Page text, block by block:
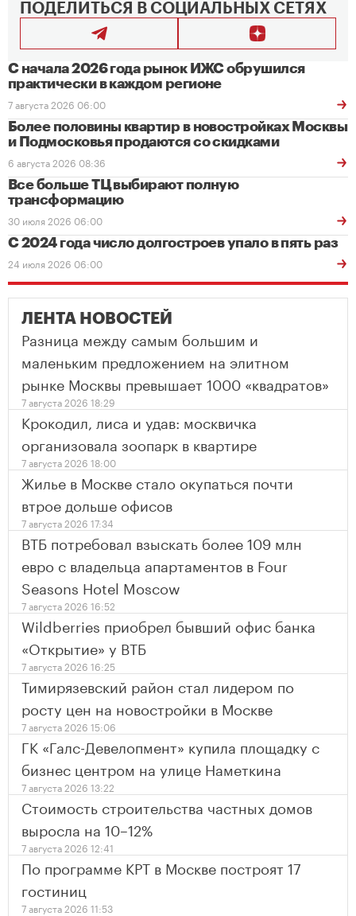
ПОДЕЛИТЬСЯ В СОЦИАЛЬНЫХ СЕТЯХ
С начала 2026 года рынок ИЖС обрушился
практически в каждом регионе
7 августа 2026 06:00
Более половины квартир в новостройках Москвы
и Подмосковья продаются со скидками
6 августа 2026 08:36
Все больше ТЦ выбирают полную
трансформацию
30 июля 2026 06:00
С 2024 года число долгостроев упало в пять раз
24 июля 2026 06:00
ЛЕНТА НОВОСТЕЙ
Разница между самым большим и
маленьким предложением на элитном
рынке Москвы превышает 1000 «квадратов»
7 августа 2026 18:29
Крокодил, лиса и удав: москвичка
организовала зоопарк в квартире
7 августа 2026 18:00
Жилье в Москве стало окупаться почти
втрое дольше офисов
7 августа 2026 17:34
ВТБ потребовал взыскать более 109 млн
евро с владельца апартаментов в Four
Seasons Hotel Moscow
7 августа 2026 16:52
Wildberries приобрел бывший офис банка
«Открытие» у ВТБ
7 августа 2026 16:25
Тимирязевский район стал лидером по
росту цен на новостройки в Москве
7 августа 2026 15:06
ГК «Галс-Девелопмент» купила площадку с
бизнес центром на улице Наметкина
7 августа 2026 13:22
Стоимость строительства частных домов
выросла на 10–12%
7 августа 2026 12:41
По программе КРТ в Москве построят 17
гостиниц
7 августа 2026 11:53